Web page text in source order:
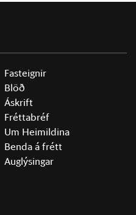
Fasteignir
Blöð
Áskrift
Fréttabréf
Um Heimildina
Benda á frétt
Auglýsingar